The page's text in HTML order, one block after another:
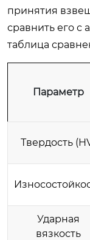
принятия
сравнить его с
таблица
Параметр
Твердость
Ударная
вязкость